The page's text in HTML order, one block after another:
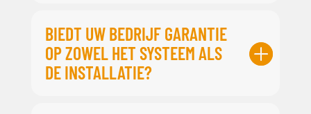
BIEDT UW BEDRIJF GARANTIE
OP ZOWEL HET SYSTEEM ALS
DE INSTALLATIE?